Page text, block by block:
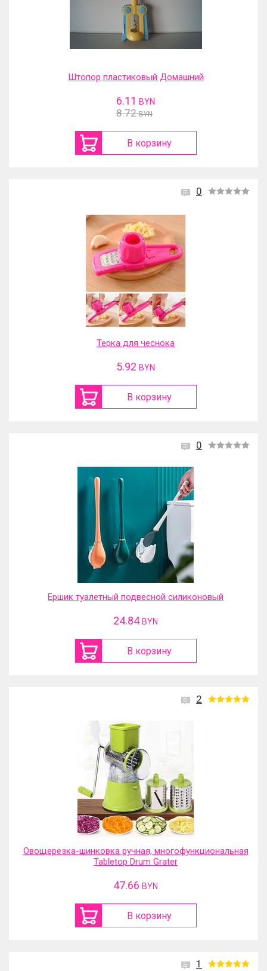
Штопор пластиковый Домашний
6.11 BYN
8.72 BYN
В корзину
0
Терка для чеснока
5.92 BYN
В корзину
0
Ершик туалетный подвесной силиконовый
24.84 BYN
В корзину
2
Овощерезка-шинковка ручная, многофункциональная
Tabletop Drum Grater
47.66 BYN
В корзину
1